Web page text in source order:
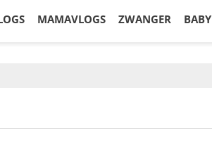
MAMAVLOGS ZWANGER BABY